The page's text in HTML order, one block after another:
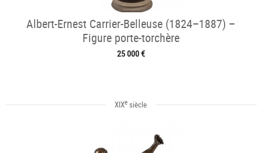
Albert-Ernest Carrier-Belleuse (1824–1887) –
Figure porte-torchère
25 000 €
XIXe siècle